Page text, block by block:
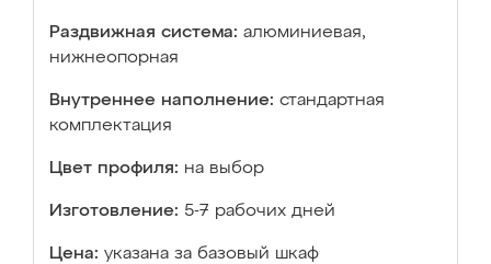
Раздвижная система: алюминиевая,
нижнеопорная
Внутреннее наполнение: стандартная
комплектация
Цвет профиля: на выбор
Изготовление: 5-7 рабочих дней
Цена: указана за базовый шкаф